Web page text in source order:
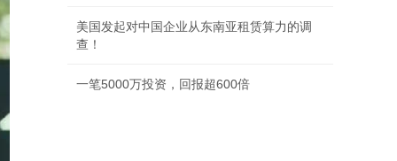
美国发起对中国企业从东南亚租赁算力的调
查！
一笔5000万投资，回报超600倍